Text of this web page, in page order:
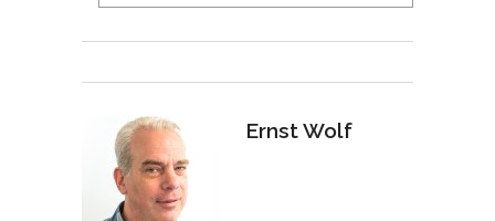
Ernst Wolf